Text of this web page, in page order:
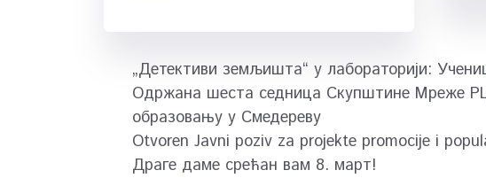
„Детективи земљишта“ у лабораторији:
Одржана шеста седница Скупштине Мреже
образовању у Смедереву
Otvoren Javni poziv za projekte promocije i
Драге даме срећан вам 8. март!